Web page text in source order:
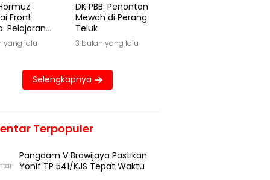
Front
Pelajaran
Laut
yang lalu
DK PBB: Penonton
Mewah di Perang
Teluk
3 bulan yang lalu
Selengkapnya
Terpopuler
Pangdam V Brawijaya Pastikan
Yonif TP 541/KJS Tepat Waktu